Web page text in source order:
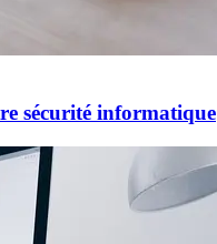
sécurité informatique